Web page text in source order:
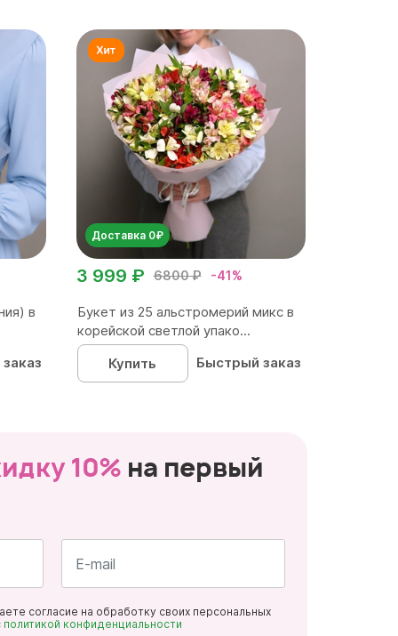
в
Доставка 0₽
6800 ₽ -41%
3 999 ₽
Букет из 25 альстромерий микс в
корейской светлой упако...
Купить
Быстрый заказ
10% на первый
*
согласие на обработку своих персональных
политикой конфиденциальности